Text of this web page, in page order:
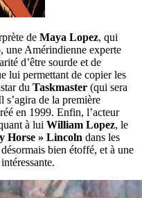
de Maya Lopez, qui
, une Amérindienne experte
d’être sourde et de
lui permettant de copier les
du Taskmaster (qui sera
s’agira de la première
en 1999. Enfin, l’acteur
à lui William Lopez, le
Horse » Lincoln dans les
bien étoffé, et à une